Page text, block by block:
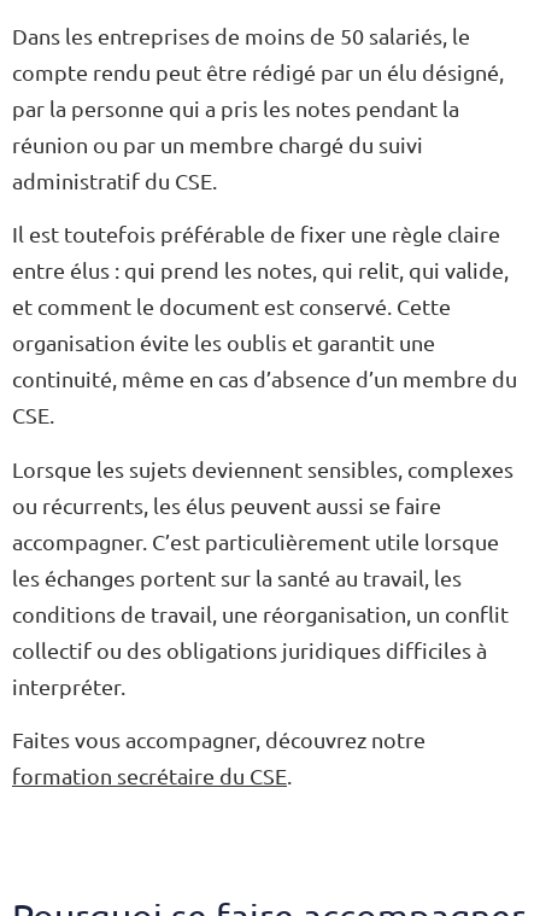
Dans les entreprises de moins de 50 salariés, le
compte rendu peut être rédigé par un élu désigné,
par la personne qui a pris les notes pendant la
réunion ou par un membre chargé du suivi
administratif du CSE.
Il est toutefois préférable de fixer une règle claire
entre élus : qui prend les notes, qui relit, qui valide,
et comment le document est conservé. Cette
organisation évite les oublis et garantit une
continuité, même en cas d’absence d’un membre du
CSE.
Lorsque les sujets deviennent sensibles, complexes
ou récurrents, les élus peuvent aussi se faire
accompagner. C’est particulièrement utile lorsque
les échanges portent sur la santé au travail, les
conditions de travail, une réorganisation, un conflit
collectif ou des obligations juridiques difficiles à
interpréter.
Faites vous accompagner, découvrez notre
formation secrétaire du CSE.